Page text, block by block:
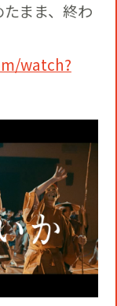
まま、終わ
watch?